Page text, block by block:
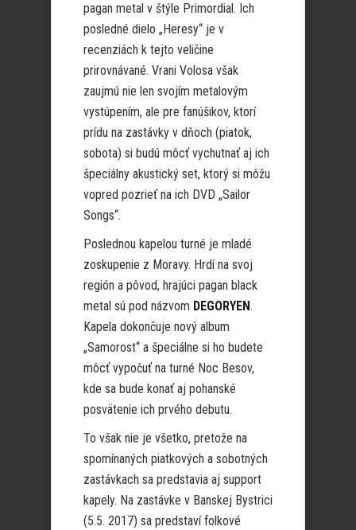
pagan metal v štýle Primordial. Ich
posledné dielo „Heresy“ je v
recenziách k tejto veličine
prirovnávané. Vrani Volosa však
zaujmú nie len svojím metalovým
vystúpením, ale pre fanúšikov, ktorí
prídu na zastávky v dňoch (piatok,
sobota) si budú môcť vychutnať aj ich
špeciálny akustický set, ktorý si môžu
vopred pozrieť na ich DVD „Sailor
Songs“.
Poslednou kapelou turné je mladé
zoskupenie z Moravy. Hrdí na svoj
región a pôvod, hrajúci pagan black
metal sú pod názvom DEGORYEN.
Kapela dokončuje nový album
„Samorost“ a špeciálne si ho budete
môcť vypočuť na turné Noc Besov,
kde sa bude konať aj pohanské
posvätenie ich prvého debutu.
To však nie je všetko, pretože na
spomínaných piatkových a sobotných
zastávkach sa predstavia aj support
kapely. Na zastávke v Banskej Bystrici
(5.5. 2017) sa predstaví folkové